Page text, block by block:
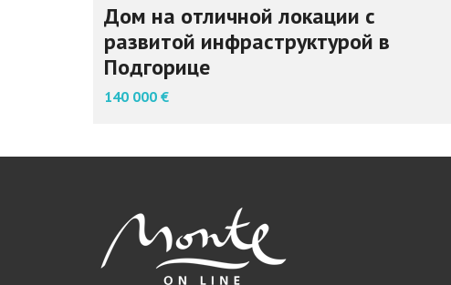
Дом на отличной локации с
развитой инфраструктурой в
Подгорице
140 000 €